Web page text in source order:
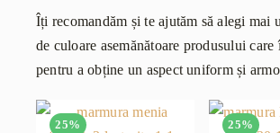
Îți recomandăm și te ajutăm să alegi mai
de culoare asemănătoare produsului care
pentru a obține un aspect uniform și
25% 25%